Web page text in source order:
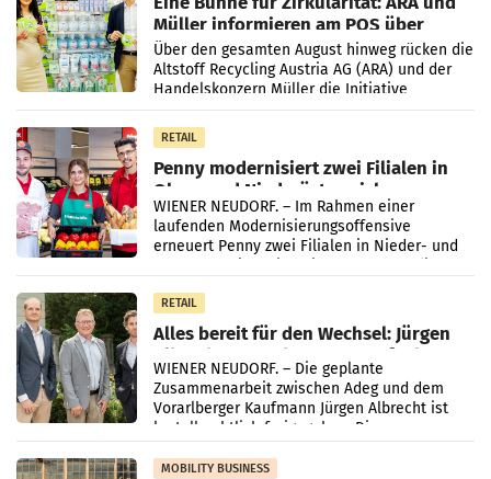
Müller informieren am POS über
Kreislauffähigkeit
Über den gesamten August hinweg rücken die
Altstoff Recycling Austria AG (ARA) und der
Handelskonzern Müller die Initiative
„Kreislauf-Helden“ in allen österreichischen
Müller-Filialen
RETAIL
Penny modernisiert zwei Filialen in
Ober- und Niederösterreich
WIENER NEUDORF. – Im Rahmen einer
laufenden Modernisierungsoffensive
erneuert Penny zwei Filialen in Nieder- und
RETAIL
Alles bereit für den Wechsel: Jürgen
Albrecht setzt ab 1.1.2027 auf Adeg
WIENER NEUDORF. – Die geplante
Zusammenarbeit zwischen Adeg und dem
Vorarlberger Kaufmann Jürgen Albrecht ist
kartellrechtlich freigegeben: Die
Bundeswettbewerbsbehörde und der
Bundeskartellanwalt
MOBILITY BUSINESS